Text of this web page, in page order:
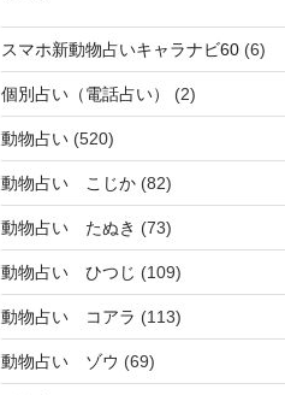
スマホ新動物占いキャラナビ60(6)
個別占い（電話占い） (2)
動物占い(520)
動物占い こじか(82)
動物占い たぬき (73)
動物占い ひつじ (109)
動物占い コアラ (113)
動物占い ゾウ (69)